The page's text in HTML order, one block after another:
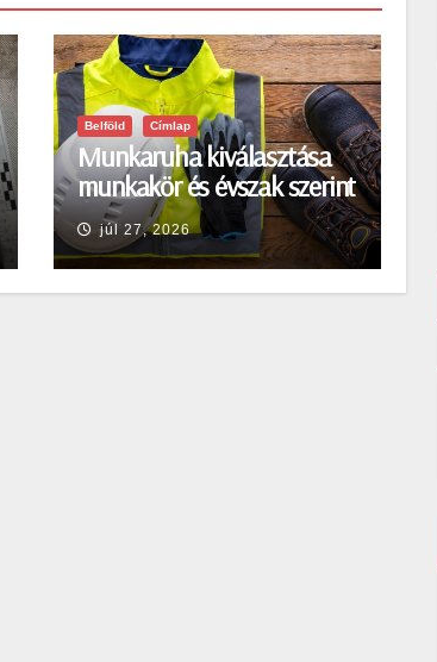
Belföld Címlap
Munkaruha kiválasztása
munkakör és évszak szerint
júl 27, 2026